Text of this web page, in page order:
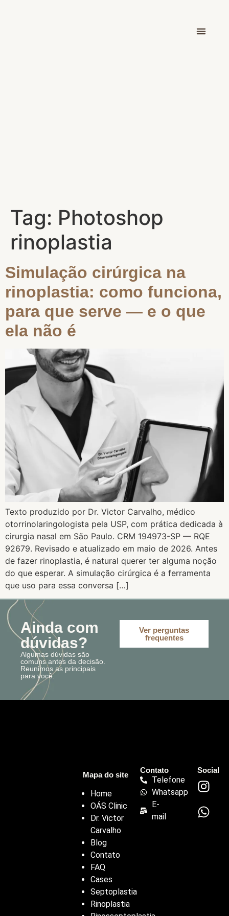
Tag: Photoshop
rinoplastia
Simulação cirúrgica na
rinoplastia: como funciona,
para que serve — e o que
ela não é
Texto produzido por Dr. Victor Carvalho, médico
otorrinolaringologista pela USP, com prática dedicada à
cirurgia nasal em São Paulo. CRM 194973-SP — RQE
92679. Revisado e atualizado em maio de 2026. Antes
de fazer rinoplastia, é natural querer ter alguma noção
do que esperar. A simulação cirúrgica é a ferramenta
que uso para essa conversa […]
Ainda com
dúvidas?
Algumas dúvidas são
comuns antes da decisão.
Reunimos as principais
para você:
Ver perguntas
frequentes
Mapa do site
Home
OÁS Clinic
Dr. Victor
Carvalho
Blog
Contato
FAQ
Cases
Septoplastia
Rinoplastia
Contato
Telefone
Whatsapp
E-
mail
Social